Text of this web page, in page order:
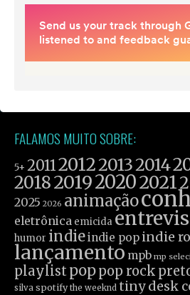
FALAMOS MUITO SOBRE:
5+ 2011201220132014
2018201920202021
2025 2026 animação
eletrônica emicida
humor indieindie pop indie
lançamento mpb mp
playlist poppop rock
silva spotify the weeknd tiny desk